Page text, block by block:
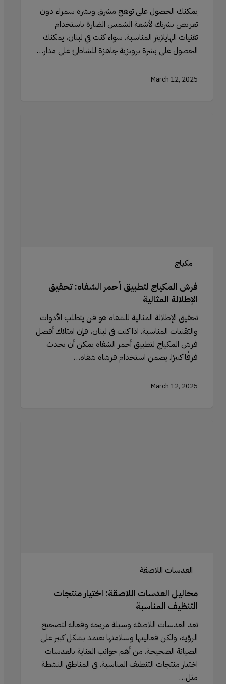
يمكنك الحصول على توهج مشرق وبشرة سمراء دون
تعريض بشرتك لأشعة الشمس الضارة باستخدام
تقنيات الهايلايتر المناسبة. سواء كنت في لبنان، يمكنك
الحصول على بشرة برونزية جاهزة للشاطئ على مدار…
March 12, 2025
مكياج
فرش المكياج لتطبيق أحمر الشفاه: تحقيق
الإطلالة المثالية
تحقيق الإطلالة المثالية للشفاه هو فن يتطلب الأدوات
والتقنيات المناسبة. اذا كنت في لبنان، فإن امتلاك أفضل
فرش المكياج لتطبيق أحمر الشفاه يمكن أن يحدث
فرقًا كبيرًا. يضمن استخدام فرشاة شفاه…
March 12, 2025
العدسات اللاصقة
محاليل العدسات اللاصقة: اختيار منتجات
التنظيف المناسبة
تعد العدسات اللاصقة وسيلة مريحة وفعالة لتصحيح
الرؤية، ولكن فعاليتها وسلامتها تعتمد بشكل كبير على
الصيانة الصحيحة. من أهم جوانب العناية بالعدسات
اختيار منتجات التنظيف المناسبة. في المناطق النشطة
مثل…